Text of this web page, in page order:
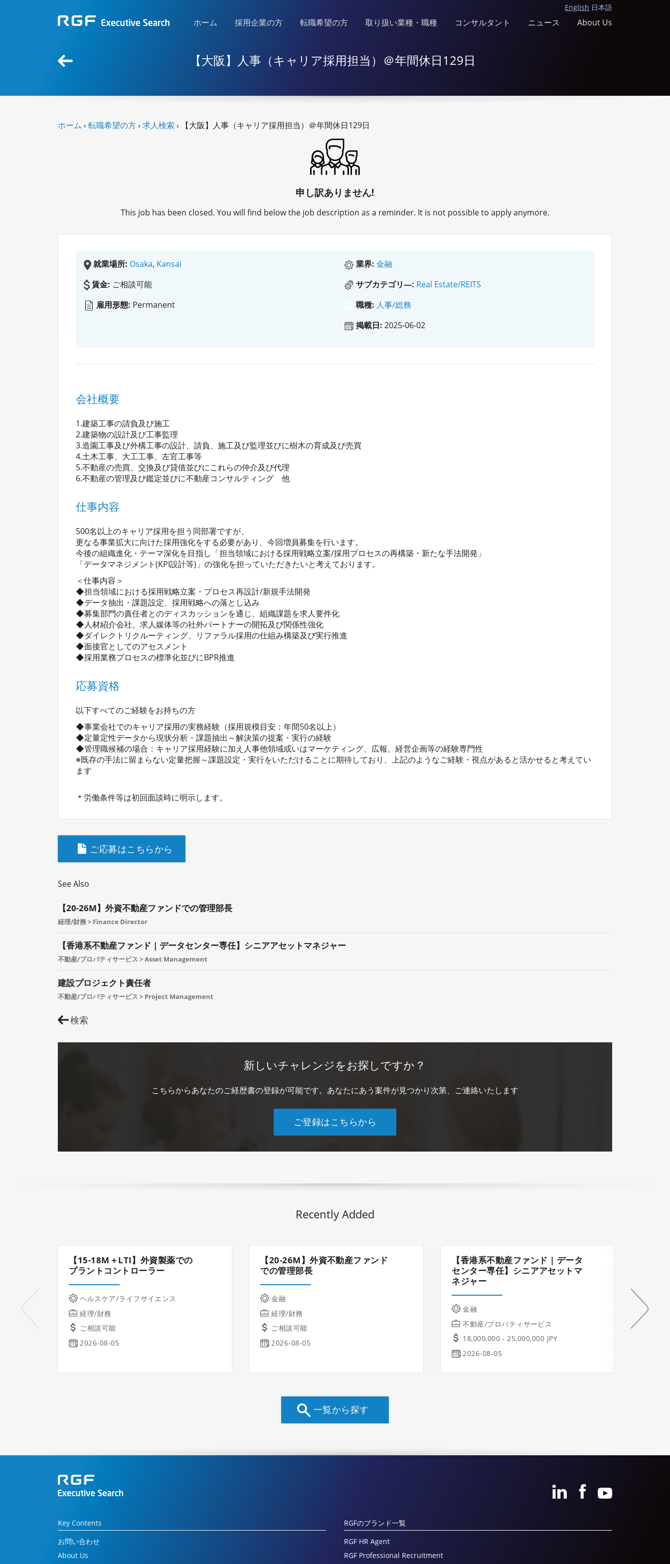
English 日本語
ホーム 採用企業の方 転職希望の方 取り扱い業種・職種 コンサルタント ニュース About Us
【大阪】人事（キャリア採用担当）＠年間休日129日
ホーム › 転職希望の方› 求人検索 › 【大阪】人事（キャリア採用担当）＠年間休日129日
申し訳ありません!
This job has been closed. You will find below the job description as a reminder. It is not possible to apply anymore.
就業場所: Osaka, Kansai
賃金: ご相談可能
雇用形態: Permanent
業界:金融
サブカテゴリ―: Real Estate/REITS
職種: 人事/総務
掲載日:2025-06-02
会社概要
1.建築工事の請負及び施工
2.建築物の設計及び工事監理
3.造園工事及び外構工事の設計、請負、施工及び監理並びに樹木の育成及び売買
4.土木工事、大工工事、左官工事等
5.不動産の売買、交換及び貸借並びにこれらの仲介及び代理
6.不動産の管理及び鑑定並びに不動産コンサルティング 他
仕事内容
500名以上のキャリア採用を担う同部署ですが、
更なる事業拡大に向けた採用強化をする必要があり、今回増員募集を行います。
今後の組織進化・テーマ深化を目指し「担当領域における採用戦略立案/採用プロセスの再構築・新たな手法開発」
「データマネジメント(KPI設計等)」の強化を担っていただきたいと考えております。
＜仕事内容＞
◆担当領域における採用戦略立案・プロセス再設計/新規手法開発
◆データ抽出・課題設定、採用戦略への落とし込み
◆募集部門の責任者とのディスカッションを通じ、組織課題を求人要件化
◆人材紹介会社、求人媒体等の社外パートナーの開拓及び関係性強化
◆ダイレクトリクルーティング、リファラル採用の仕組み構築及び実行推進
◆面接官としてのアセスメント
◆採用業務プロセスの標準化並びにBPR推進
応募資格
以下すべてのご経験をお持ちの方
◆事業会社でのキャリア採用の実務経験（採用規模目安：年間50名以上）
◆定量定性データから現状分析・課題抽出～解決策の提案・実行の経験
◆管理職候補の場合：キャリア採用経験に加え人事他領域或いはマーケティング、広報、経営企画等の経験専門性
※既存の手法に留まらない定量把握～課題設定・実行をいただけることに期待しており、上記のようなご経験・視点があると活かせると考えてい
ます
＊労働条件等は初回面談時に明示します。
ご応募はこちらから
See Also
【20-26M】外資不動産ファンドでの管理部長
経理/財務 > Finance Director
【香港系不動産ファンド | データセンター専任】シニアアセットマネジャー
不動産/プロパティサービス > Asset Management
建設プロジェクト責任者
不動産/プロパティサービス > Project Management
検索
新しいチャレンジをお探しですか？
こちらからあなたのご経歴書の登録が可能です。あなたにあう案件が見つかり次第、ご連絡いたします
ご登録はこちらから
Recently Added
【15-18M＋LTI】外資製薬での
プラントコントローラー
ヘルスケア/ライフサイエンス
経理/財務
ご相談可能
2026-08-05
【20-26M】外資不動産ファンド
での管理部長
金融
経理/財務
ご相談可能
2026-08-05
【香港系不動産ファンド | データ
センター専任】シニアアセットマ
ネジャー
金融
不動産/プロパティサービス
18,000,000 - 25,000,000 JPY
2026-08-05
一覧から探す
Key Contents
お問い合わせ
About Us
RGFのブランド一覧
RGF HR Agent
RGF Professional Recruitment